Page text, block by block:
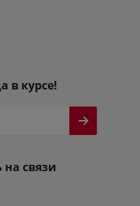
в курсе!
на связи